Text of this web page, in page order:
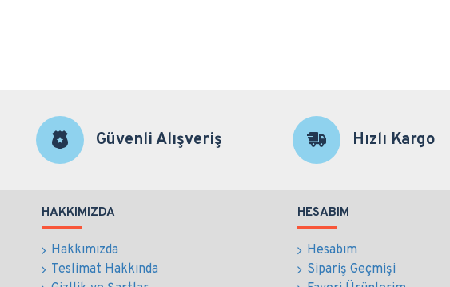
Güvenli Alışveriş Hızlı Kargo
HAKKIMIZDA
Hakkımızda
Teslimat Hakkında
HESABIM
Hesabım
Sipariş Geçmişi